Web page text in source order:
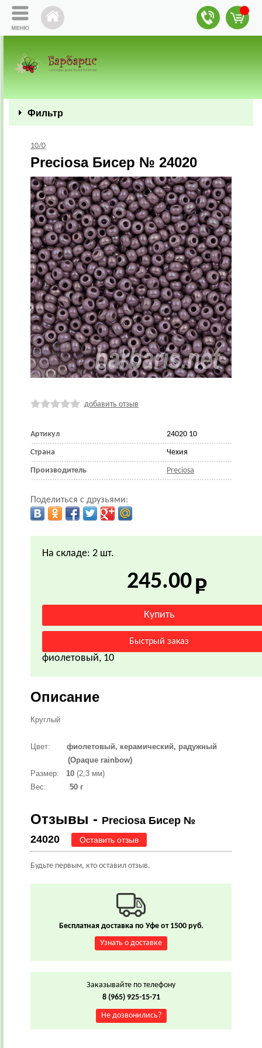
Фильтр
10/0
Preciosa Бисер № 24020
добавить отзыв
Артикул 24020 10
Страна Чехия
Производитель Preciosa
Поделиться с друзьями:
На складе: 2 шт.
245.00
фиолетовый, 10
Описание
Круглый
Цвет: фиолетовый, керамический, радужный
(Opaque rainbow)
Размер:
10 (2,3 мм)
Вес:
50 г
Отзывы - Preciosa Бисер №
24020
Оставить отзыв
Будьте первым, кто оставил отзыв.
Бесплатная доставка по Уфе от 1500 руб.
Узнать о доставке
Заказывайте по телефону
8 (965) 925-15-71
Не дозвонились?